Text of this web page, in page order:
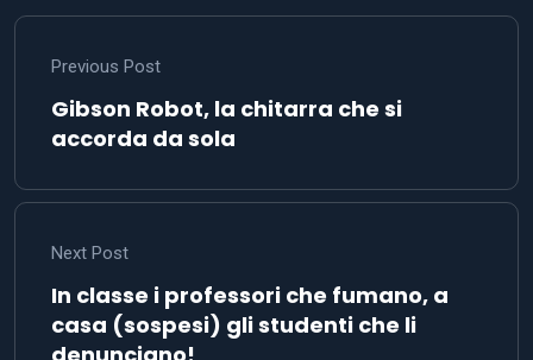
Previous Post
Gibson Robot, la chitarra che si
accorda da sola
Next Post
In classe i professori che fumano, a
casa (sospesi) gli studenti che li